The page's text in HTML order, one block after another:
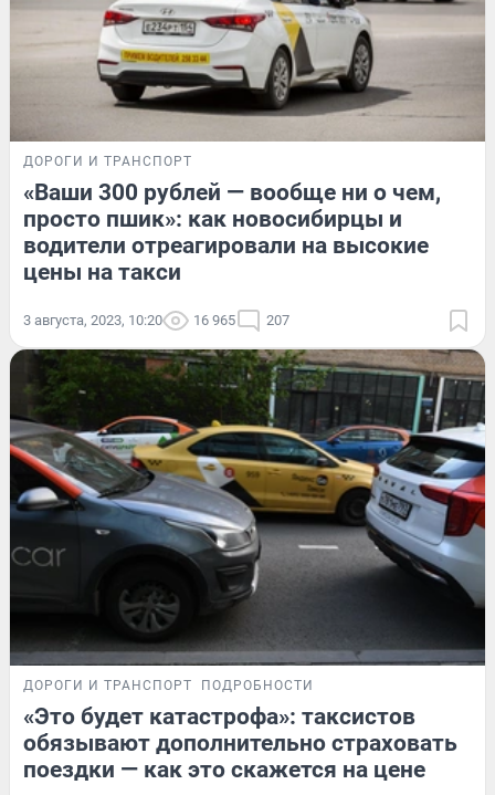
ДОРОГИ И ТРАНСПОРТ
«Ваши 300 рублей — вообще ни о чем,
просто пшик»: как новосибирцы и
водители отреагировали на высокие
цены на такси
3 августа, 2023, 10:20 16 965 207
ДОРОГИ И ТРАНСПОРТ ПОДРОБНОСТИ
«Это будет катастрофа»: таксистов
обязывают дополнительно страховать
поездки — как это скажется на цене